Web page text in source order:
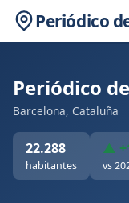
Periódico
Periódico
Barcelona, Cataluña
22.288
habitantes
▲
vs